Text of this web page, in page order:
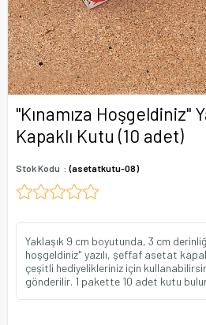
"Kınamıza Hoşgeldiniz"
Kapaklı Kutu (10 adet)
Stok Kodu (asetatkutu-08)
Yaklaşık 9 cm boyutunda, 3 cm
hoşgeldiniz" yazılı, şeffaf asetat
çeşitli hediyelikleriniz için
gönderilir. 1 pakette 10 adet kutu